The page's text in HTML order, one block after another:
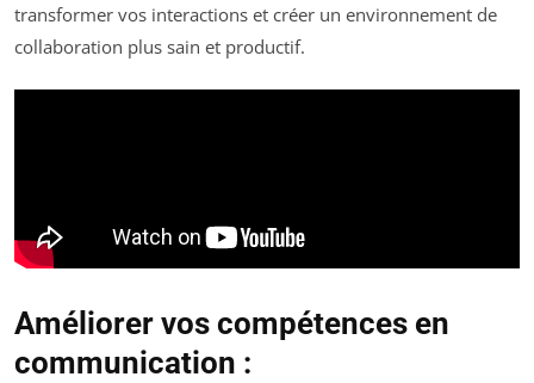
transformer vos interactions et créer un environnement de
collaboration plus sain et productif.
Améliorer vos compétences en
communication :